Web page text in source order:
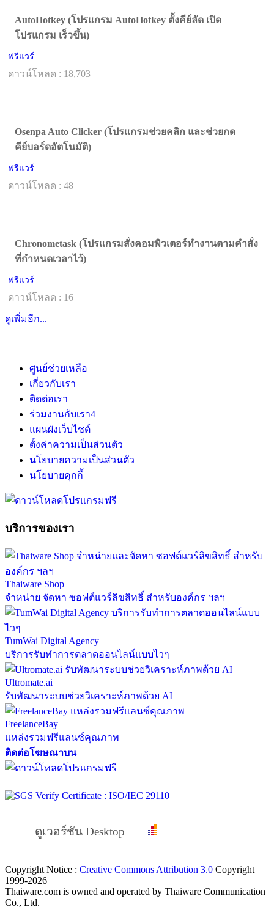
AutoHotkey (โปรแกรม AutoHotkey ตั้งคีย์ลัด เปิด
โปรแกรม เร็วขึ้น)
ฟรีแวร์
ดาวน์โหลด : 18,703
Osenpa Auto Clicker (โปรแกรมช่วยคลิก และช่วยกด
คีย์บอร์ดอัตโนมัติ)
ฟรีแวร์
ดาวน์โหลด : 48
Chronometask (โปรแกรมสั่งคอมพิวเตอร์ทำงานตามคำสั่ง
ที่กำหนดเวลาไว้)
ฟรีแวร์
ดาวน์โหลด : 16
ดูเพิ่มอีก...
ศูนย์ช่วยเหลือ
เกี่ยวกับเรา
ติดต่อเรา
ร่วมงานกับเรา4
แผนผังเว็บไซต์
ตั้งค่าความเป็นส่วนตัว
นโยบายความเป็นส่วนตัว
นโยบายคุกกี้
บริการของเรา
Thaiware Shop
จำหน่าย จัดหา ซอฟต์แวร์ลิขสิทธิ์ สำหรับองค์กร ฯลฯ
TumWai Digital Agency
บริการรับทำการตลาดออนไลน์แบบไวๆ
Ultromate.ai
รับพัฒนาระบบช่วยวิเคราะห์ภาพด้วย AI
FreelanceBay
แหล่งรวมฟรีแลนซ์คุณภาพ
ติดต่อโฆษณาบน
ดูเวอร์ชัน Desktop
Copyright Notice : Creative Commons Attribution 3.0 Copyright
1999-2026
Thaiware.com is owned and operated by Thaiware Communication
Co., Ltd.